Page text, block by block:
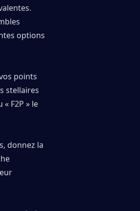
options
points
stellaires
F2P » le
donnez la